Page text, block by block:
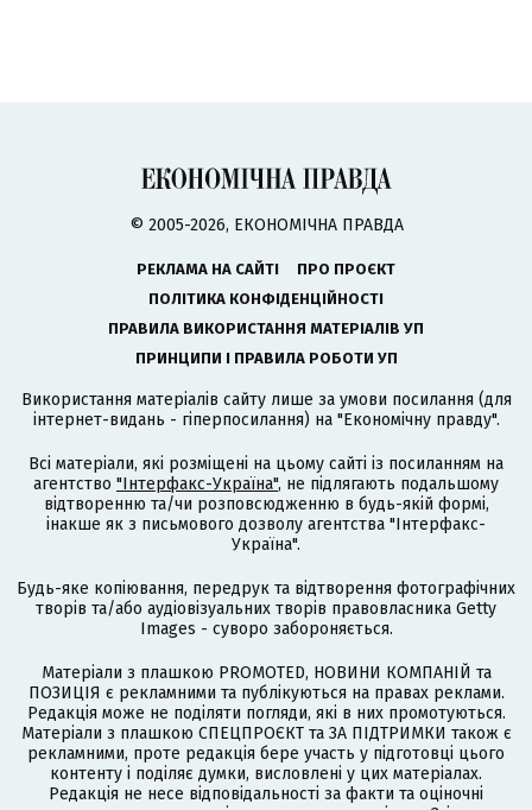
© 2005-2026, ЕКОНОМІЧНА ПРАВДА
РЕКЛАМА НА САЙТІ
ПРО ПРОЄКТ
ПОЛІТИКА КОНФІДЕНЦІЙНОСТІ
ПРАВИЛА ВИКОРИСТАННЯ МАТЕРІАЛІВ УП
ПРИНЦИПИ І ПРАВИЛА РОБОТИ УП
Використання матеріалів сайту лише за умови посилання (для
інтернет-видань - гіперпосилання) на "Економічну правду".
Всі матеріали, які розміщені на цьому сайті із посиланням на
агентство "Інтерфакс-Україна", не підлягають подальшому
відтворенню та/чи розповсюдженню в будь-якій формі,
інакше як з письмового дозволу агентства "Інтерфакс-
Україна".
Будь-яке копіювання, передрук та відтворення фотографічних
творів та/або аудіовізуальних творів правовласника Getty
Images - суворо забороняється.
Матеріали з плашкою PROMOTED, НОВИНИ КОМПАНІЙ та
ПОЗИЦІЯ є рекламними та публікуються на правах реклами.
Редакція може не поділяти погляди, які в них промотуються.
Матеріали з плашкою СПЕЦПРОЄКТ та ЗА ПІДТРИМКИ також є
рекламними, проте редакція бере участь у підготовці цього
контенту і поділяє думки, висловлені у цих матеріалах.
Редакція не несе відповідальності за факти та оціночні